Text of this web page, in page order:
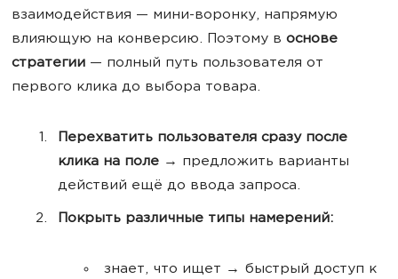
взаимодействия — мини-воронку, напрямую
влияющую на конверсию. Поэтому в основе
стратегии — полный путь пользователя от
первого клика до выбора товара.
Перехватить пользователя сразу после
клика на поле → предложить варианты
действий ещё до ввода запроса.
Покрыть различные типы намерений:
знает, что ищет → быстрый доступ к